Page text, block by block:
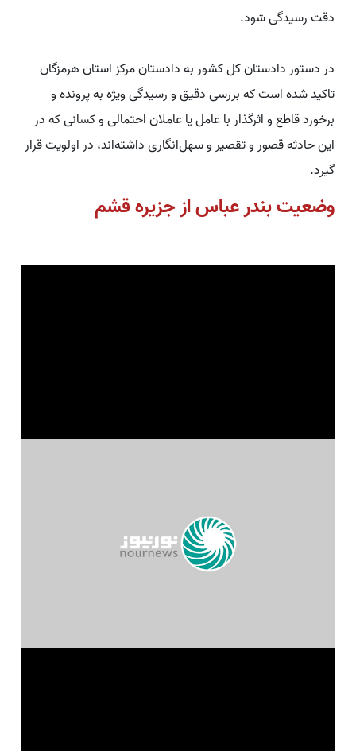
دقت رسیدگی شود.
در دستور دادستان کل کشور به دادستان مرکز استان هرمزگان
تاکید شده است که بررسی دقیق و رسیدگی ویژه به پرونده و
برخورد قاطع و اثرگذار با عامل یا عاملان احتمالی و کسانی که در
این حادثه قصور و تقصیر و سهل‌انگاری داشته‌اند، در اولویت قرار
گیرد.
وضعیت بندر عباس از جزیره قشم